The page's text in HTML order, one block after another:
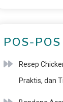
POS-
Resep
Praktis, dan